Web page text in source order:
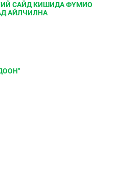
САЙД КИШИДА ФҮМИО
АЙЛЧИЛНА